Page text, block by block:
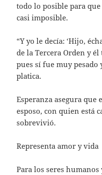
todo lo posible para
casi imposible.
“Y yo le decía: ‘Hijo,
de la Tercera Orden y él
pues sí fue muy pesado
platica.
Esperanza asegura que
esposo, con quien está
sobrevivió.
Representa amor y vida
Para los seres